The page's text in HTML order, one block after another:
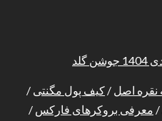
گلد
نقره اصل / کیف پول مگنتی /
/ معرفی بروکرهای فارکس /